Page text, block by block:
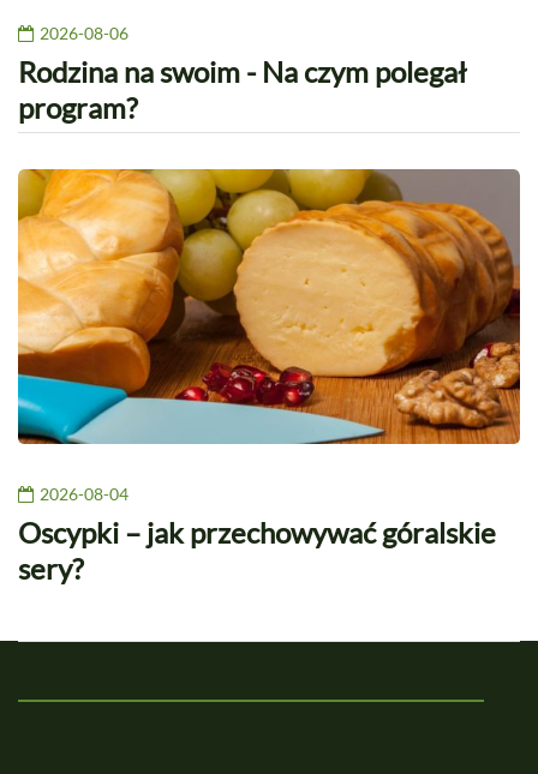
2026-08-06
Rodzina na swoim - Na czym polegał
program?
2026-08-04
Oscypki – jak przechowywać góralskie
sery?